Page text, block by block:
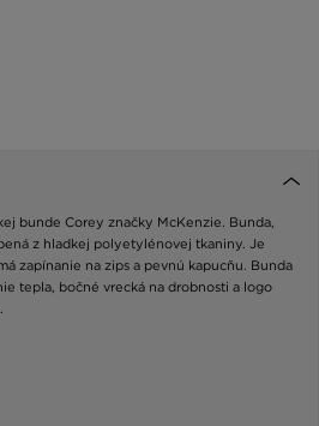
bunde Corey značky McKenzie. Bunda,
z hladkej polyetylénovej tkaniny. Je
zapínanie na zips a pevnú kapucňu. Bunda
tepla, bočné vrecká na drobnosti a logo